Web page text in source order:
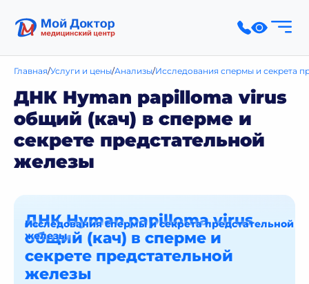
Главная Услуги и цены Анализы Исследования спермы и секрета
ДНК Hyman papilloma virus
общий (кач) в сперме и
секрете предстательной
железы
ДНК Hyman papilloma virus
общий (кач) в сперме и
секрете предстательной
железы
Исследования спермы и секрета предстательной
железы